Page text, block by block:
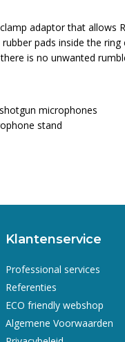
adaptor that
pads inside the
is no unwanted
microphones
stand
Klantenservice
Professional services
Referenties
ECO friendly webshop
Algemene Voorwaarden